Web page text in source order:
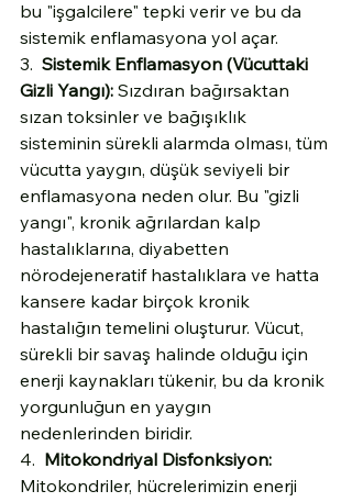
bu "işgalcilere" tepki verir ve bu da
sistemik enflamasyona yol açar.
3. Sistemik Enflamasyon (Vücuttaki
Gizli Yangı): Sızdıran bağırsaktan
sızan toksinler ve bağışıklık
sisteminin sürekli alarmda olması, tüm
vücutta yaygın, düşük seviyeli bir
enflamasyona neden olur. Bu "gizli
yangı", kronik ağrılardan kalp
hastalıklarına, diyabetten
nörodejeneratif hastalıklara ve hatta
kansere kadar birçok kronik
hastalığın temelini oluşturur. Vücut,
sürekli bir savaş halinde olduğu için
enerji kaynakları tükenir, bu da kronik
yorgunluğun en yaygın
nedenlerinden biridir.
4. Mitokondriyal Disfonksiyon:
Mitokondriler, hücrelerimizin enerji